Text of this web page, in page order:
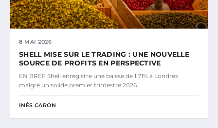
8 MAI 2026
SHELL MISE SUR LE TRADING : UNE NOUVELLE
SOURCE DE PROFITS EN PERSPECTIVE
EN BREF Shell enregistre une baisse de 1,71% à Londres
malgré un solide premier trimestre 2026.
INÈS CARON